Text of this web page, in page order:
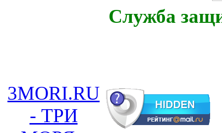
Служба
3MORI.RU
- ТРИ